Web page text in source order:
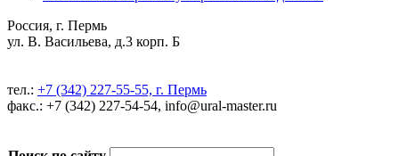
Россия, г. Пермь
ул. В. Васильева, д.3 корп. Б
тел.: +7 (342) 227-55-55, г. Пермь
факс.: +7 (342) 227-54-54, info@ural-master.ru